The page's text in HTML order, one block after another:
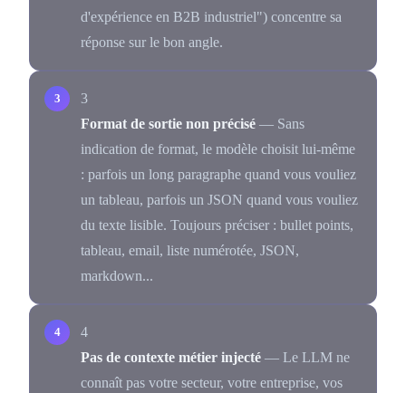
d'expérience en B2B industriel") concentre sa
réponse sur le bon angle.
3
Format de sortie non précisé — Sans
indication de format, le modèle choisit lui-même
: parfois un long paragraphe quand vous vouliez
un tableau, parfois un JSON quand vous vouliez
du texte lisible. Toujours préciser : bullet points,
tableau, email, liste numérotée, JSON,
markdown...
4
Pas de contexte métier injecté — Le LLM ne
connaît pas votre secteur, votre entreprise, vos